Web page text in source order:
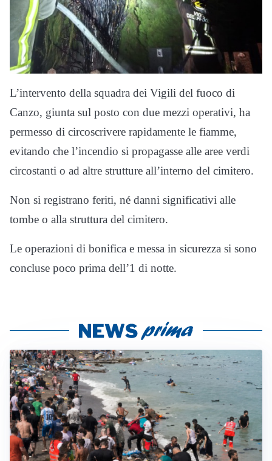
L’intervento della squadra dei Vigili del fuoco di
Canzo, giunta sul posto con due mezzi operativi, ha
permesso di circoscrivere rapidamente le fiamme,
evitando che l’incendio si propagasse alle aree verdi
circostanti o ad altre strutture all’interno del cimitero.
Non si registrano feriti, né danni significativi alle
tombe o alla struttura del cimitero.
Le operazioni di bonifica e messa in sicurezza si sono
concluse poco prima dell’1 di notte.